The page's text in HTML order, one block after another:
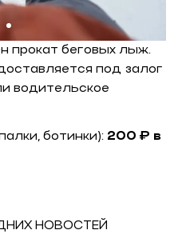
прокат беговых лыж.
под залог
водительское
ботинки): 200 ₽ в
НОВОСТЕЙ